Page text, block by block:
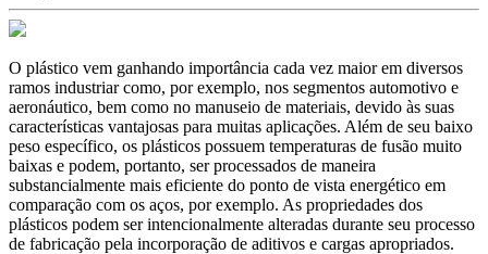
O plástico vem ganhando importância cada vez maior em diversos
ramos industriar como, por exemplo, nos segmentos automotivo e
aeronáutico, bem como no manuseio de materiais, devido às suas
características vantajosas para muitas aplicações. Além de seu baixo
peso específico, os plásticos possuem temperaturas de fusão muito
baixas e podem, portanto, ser processados de maneira
substancialmente mais eficiente do ponto de vista energético em
comparação com os aços, por exemplo. As propriedades dos
plásticos podem ser intencionalmente alteradas durante seu processo
de fabricação pela incorporação de aditivos e cargas apropriados.